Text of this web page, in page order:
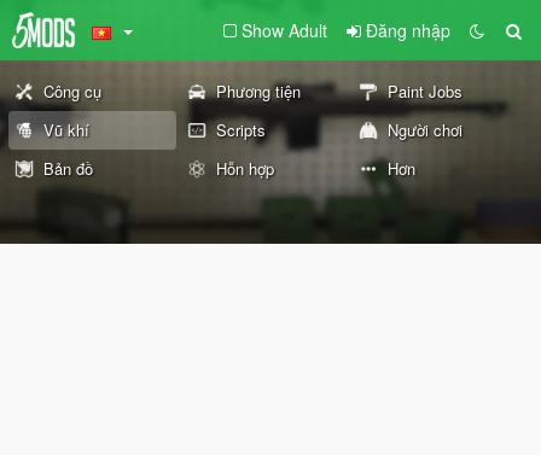
Show Adult Đăng nhập
Công cụ Phương tiện
Paint Jobs
Vũ khí
Scripts
Người chơi
Bản đồ
Hỗn hợp Hơn